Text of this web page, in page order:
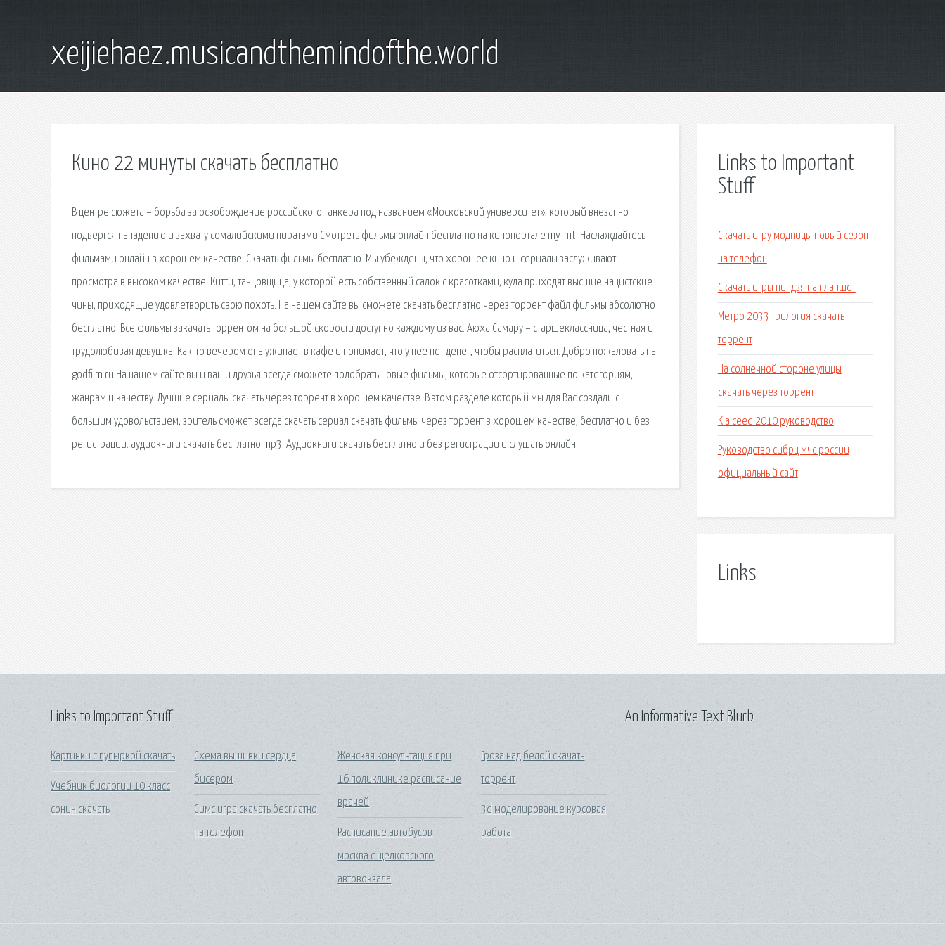
xeijiehaez.musicandthemindofthe.world
Кино 22 минуты скачать бесплатно
В центре сюжета – борьба за освобождение российского танкера под названием «Московский университет», который внезапно
подвергся нападению и захвату сомалийскими пиратами Смотреть фильмы онлайн бесплатно на кинопортале my-hit. Наслаждайтесь
фильмами онлайн в хорошем качестве. Скачать фильмы бесплатно. Мы убеждены, что хорошее кино и сериалы заслуживают
просмотра в высоком качестве. Китти, танцовщица, у которой есть собственный салок с красотками, куда приходят высшие нацистские
чины, приходящие удовлетворить свою похоть. На нашем сайте вы сможете скачать бесплатно через торрент файл фильмы абсолютно
бесплатно. Все фильмы закачать торрентом на большой скорости доступно каждому из вас. Аюха Самару – старшеклассница, честная и
трудолюбивая девушка. Как-то вечером она ужинает в кафе и понимает, что у нее нет денег, чтобы расплатиться. Добро пожаловать на
godfilm.ru На нашем сайте вы и ваши друзья всегда сможете подобрать новые фильмы, которые отсортированные по категориям,
жанрам и качеству. Лучшие сериалы скачать через торрент в хорошем качестве. В этом разделе который мы для Вас создали с
большим удовольствием, зритель сможет всегда скачать сериал скачать фильмы через торрент в хорошем качестве, бесплатно и без
регистрации. аудиокниги скачать бесплатно mp3. Аудиокниги скачать бесплатно и без регистрации и слушать онлайн.
Links to Important
Stuff
Скачать игру модницы новый сезон
на телефон
Скачать игры ниндзя на планшет
Метро 2033 трилогия скачать
торрент
На солнечной стороне улицы
скачать через торрент
Kia ceed 2010 руководство
Руководство сибрц мчс россии
официальный сайт
Links
Links to Important Stuff
Картинки с пупыркой скачать
Учебник биологии 10 класс
сонин скачать
Схема вышивки сердца
бисером
Симс игра скачать бесплатно
на телефон
Женская консультация при
16 поликлинике расписание
врачей
Расписание автобусов
москва с щелковского
автовокзала
Гроза над белой скачать
торрент
3d моделирование курсовая
работа
An Informative Text Blurb